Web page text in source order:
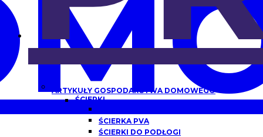
ARTYKUŁY GOSPODARSTWA DOMOWEGO
ŚCIERKI
ŚCIERKA PVA
ŚCIERKI DO PODŁOGI